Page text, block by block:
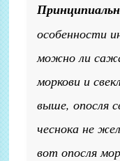
особенности
можно ли
моркови и
выше, опосля
чеснока не
вот опосля